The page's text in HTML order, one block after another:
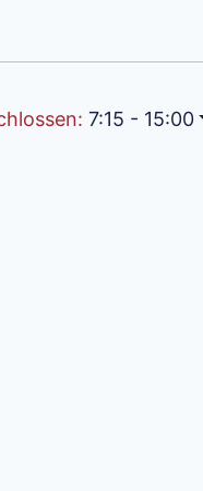
: 7:15 - 15:00